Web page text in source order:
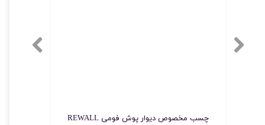
چسب مخصوص دیوار پوش فومی REWALL